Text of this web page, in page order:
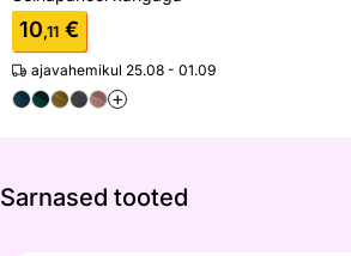
10,11 €
ajavahemikul 25.08 - 01.09
+
Sarnased tooted